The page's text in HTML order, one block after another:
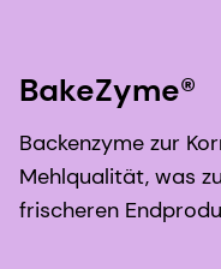
BakeZyme®
Backenzyme zur
Mehlqualität, was
frischeren